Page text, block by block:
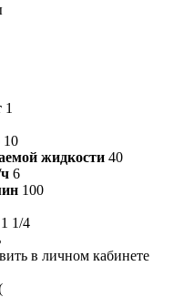
1
10
жидкости 40
6
100
1 1/4
в личном кабинете